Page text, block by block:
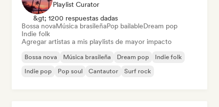
Playlist Curator
&gt; 1200 respuestas dadas
Bossa novaMúsica brasileñaPop bailableDream pop
Indie folk
Agregar artistas a mis playlists de mayor impacto
Bossa nova Música brasileña Dream pop
Indie folk
Indie pop
Pop soul Cantautor Surf rock